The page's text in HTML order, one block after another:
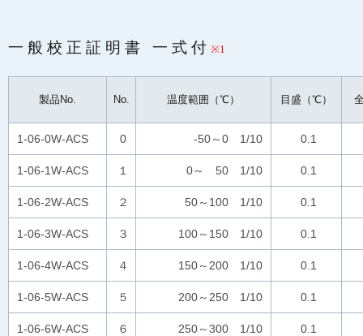
一般校正証明書 一式付 ※1
製品No. No. 温度範囲（℃） 目盛（℃）
1-06-0W-ACS 0 -50～0 1/10 0.1
1-06-1W-ACS １ 0～ 50 1/10 0.1
1-06-2W-ACS ２ 50～100 1/10 0.1
1-06-3W-ACS ３ 100～150 1/10 0.1
1-06-4W-ACS ４ 150～200 1/10 0.1
1-06-5W-ACS ５ 200～250 1/10 0.1
1-06-6W-ACS ６ 250～300 1/10 0.1